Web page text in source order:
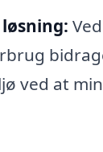
ved at